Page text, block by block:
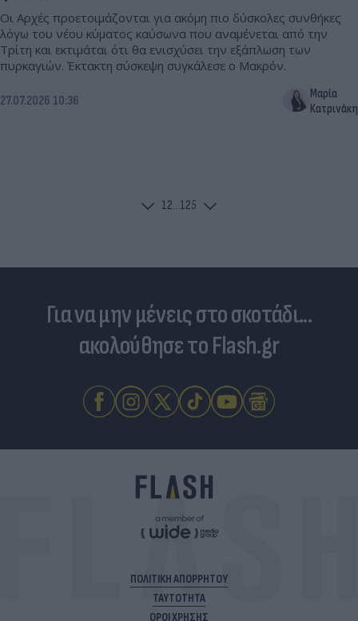
Οι Αρχές προετοιμάζονται για ακόμη πιο δύσκολες συνθήκες
λόγω του νέου κύματος καύσωνα που αναμένεται από την
Τρίτη και εκτιμάται ότι θα ενισχύσει την εξάπλωση των
πυρκαγιών. Έκτακτη σύσκεψη συγκάλεσε ο Μακρόν.
27.07.2026 10:36
Μαρία
Κατρινάκη
12...125
Για να μην μένεις στο σκοτάδι...
ακολούθησε το Flash.gr
ΠΟΛΙΤΙΚΗ ΑΠΟΡΡΗΤΟΥ
ΤΑΥΤΟΤΗΤΑ
ΟΡΟΙ ΧΡΗΣΗΣ